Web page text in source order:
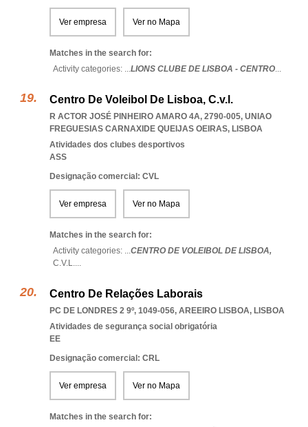
Ver empresa Ver no Mapa
Matches in the search for:
Activity categories: ...LIONS CLUBE DE LISBOA - CENTRO...
Centro De Voleibol De Lisboa, C.v.l.
R ACTOR JOSÉ PINHEIRO AMARO 4A, 2790-005, UNIAO
FREGUESIAS CARNAXIDE QUEIJAS OEIRAS, LISBOA
Atividades dos clubes desportivos
ASS
Designação comercial: CVL
Ver empresa Ver no Mapa
Matches in the search for:
Activity categories: ...CENTRO DE VOLEIBOL DE LISBOA,
C.V.L....
Centro De Relações Laborais
PC DE LONDRES 2 9º, 1049-056, AREEIRO LISBOA, LISBOA
Atividades de segurança social obrigatória
EE
Designação comercial: CRL
Ver empresa Ver no Mapa
Matches in the search for: